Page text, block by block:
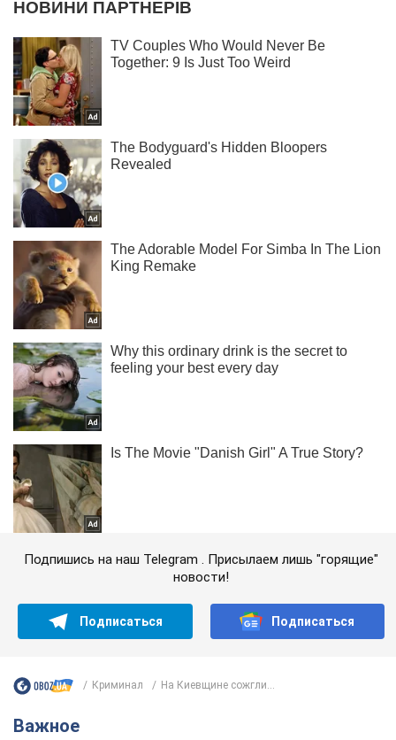
Подпишись на наш Telegram . Присылаем лишь "горящие"
новости!
Подписаться Подписаться
Криминал На Киевщине сожгли...
Важное